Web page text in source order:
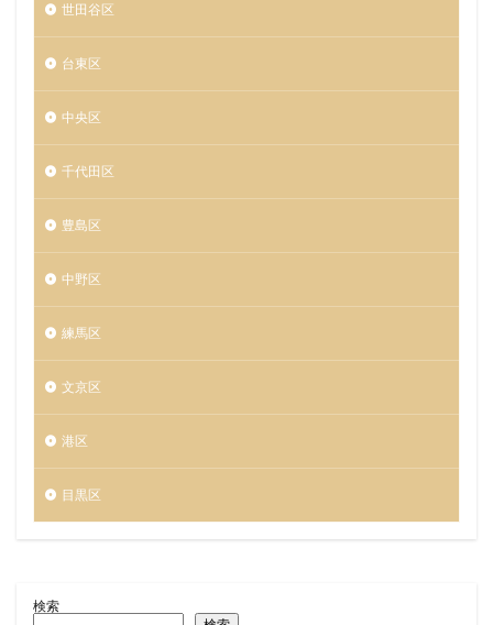
世田谷区
台東区
中央区
千代田区
豊島区
中野区
練馬区
文京区
港区
目黒区
検索